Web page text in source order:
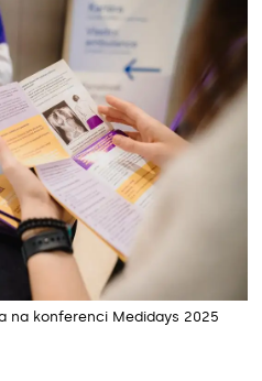
na konferenci Medidays 2025